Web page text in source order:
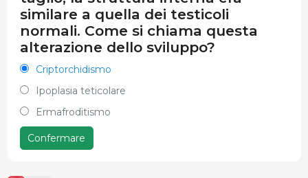
similare a quella dei testicoli
normali. Come si chiama questa
alterazione dello sviluppo?
Criptorchidismo
Ipoplasia teticolare
Ermafroditismo
Confermare